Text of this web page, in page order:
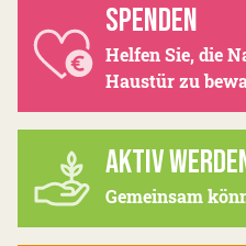
SPENDEN
Helfen Sie, die
Haustür zu
AKTIV
Gemeinsam